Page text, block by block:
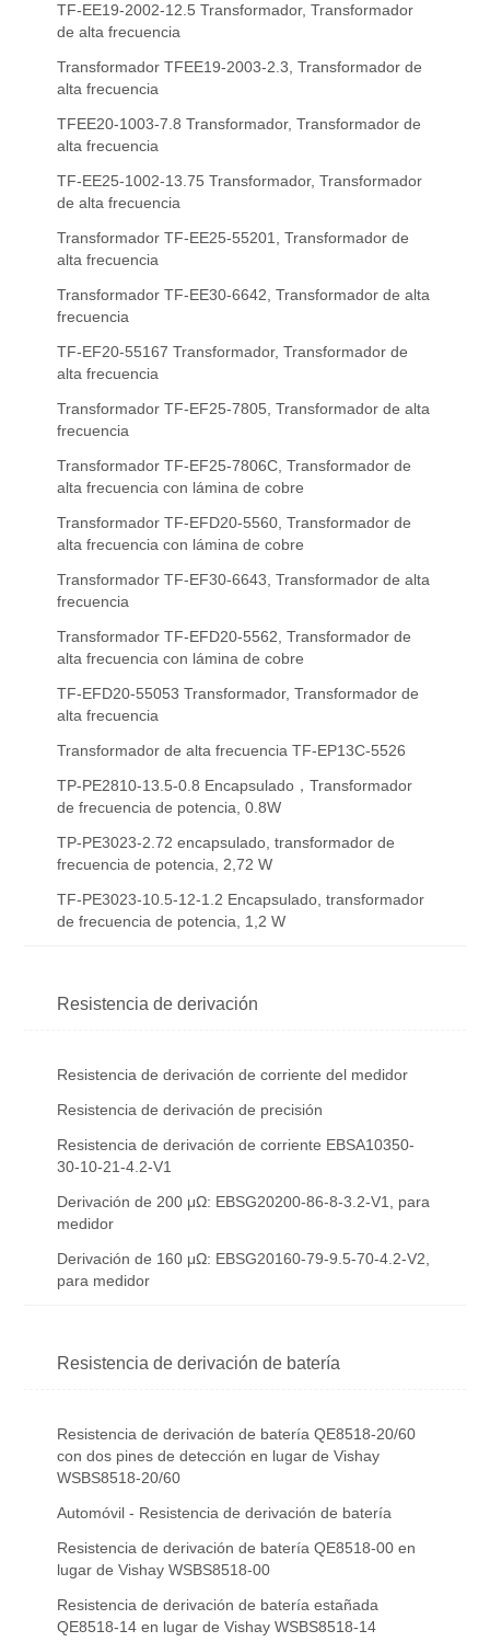
TF-EE19-2002-12.5 Transformador, Transformador
de alta frecuencia
Transformador TFEE19-2003-2.3, Transformador de
alta frecuencia
TFEE20-1003-7.8 Transformador, Transformador de
alta frecuencia
TF-EE25-1002-13.75 Transformador, Transformador
de alta frecuencia
Transformador TF-EE25-55201, Transformador de
alta frecuencia
Transformador TF-EE30-6642, Transformador de alta
frecuencia
TF-EF20-55167 Transformador, Transformador de
alta frecuencia
Transformador TF-EF25-7805, Transformador de alta
frecuencia
Transformador TF-EF25-7806C, Transformador de
alta frecuencia con lámina de cobre
Transformador TF-EFD20-5560, Transformador de
alta frecuencia con lámina de cobre
Transformador TF-EF30-6643, Transformador de alta
frecuencia
Transformador TF-EFD20-5562, Transformador de
alta frecuencia con lámina de cobre
TF-EFD20-55053 Transformador, Transformador de
alta frecuencia
Transformador de alta frecuencia TF-EP13C-5526
TP-PE2810-13.5-0.8 Encapsulado，Transformador
de frecuencia de potencia, 0.8W
TP-PE3023-2.72 encapsulado, transformador de
frecuencia de potencia, 2,72 W
TF-PE3023-10.5-12-1.2 Encapsulado, transformador
de frecuencia de potencia, 1,2 W
Resistencia de derivación
Resistencia de derivación de corriente del medidor
Resistencia de derivación de precisión
Resistencia de derivación de corriente EBSA10350-
30-10-21-4.2-V1
Derivación de 200 μΩ: EBSG20200-86-8-3.2-V1, para
medidor
Derivación de 160 μΩ: EBSG20160-79-9.5-70-4.2-V2,
para medidor
Resistencia de derivación de batería
Resistencia de derivación de batería QE8518-20/60
con dos pines de detección en lugar de Vishay
WSBS8518-20/60
Automóvil - Resistencia de derivación de batería
Resistencia de derivación de batería QE8518-00 en
lugar de Vishay WSBS8518-00
Resistencia de derivación de batería estañada
QE8518-14 en lugar de Vishay WSBS8518-14